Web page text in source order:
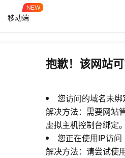
移动端
抱歉！该网站
您访问的域名未
解决方法：需要网站
虚拟主机控制台绑定。
您正在使用IP访问
解决方法：请尝试使